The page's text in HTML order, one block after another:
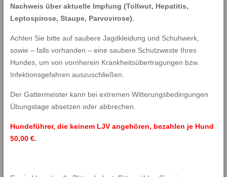
Nachweis über aktuelle Impfung (Tollwut, Hepatitis,
Leptospirose, Staupe, Parvovirose).
Achten Sie bitte auf saubere Jagdkleidung und Schuhwerk,
sowie – falls vorhanden – eine saubere Schutzweste Ihres
Hundes, um von vornherein Krankheitsübertragungen bzw.
Infektionsgefahren auszuschließen.
Der Gattermeister kann bei extremen Witterungsbedingungen
Übungstage absetzen oder abbrechen.
Hundeführer, die keinem LJV angehören, bezahlen je Hund
50,00 €.